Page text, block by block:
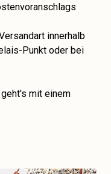
innerhalb
Punkt oder bei
mit einem